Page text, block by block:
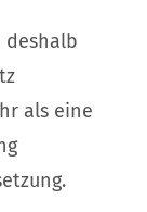
als eine